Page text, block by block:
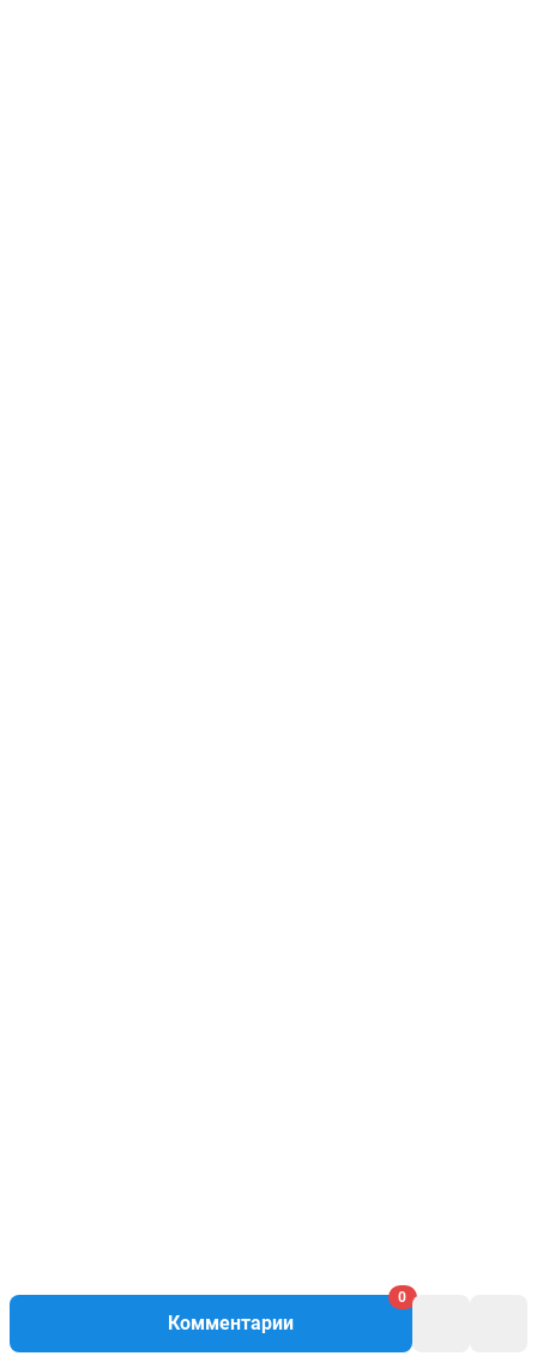
Комментарии
0